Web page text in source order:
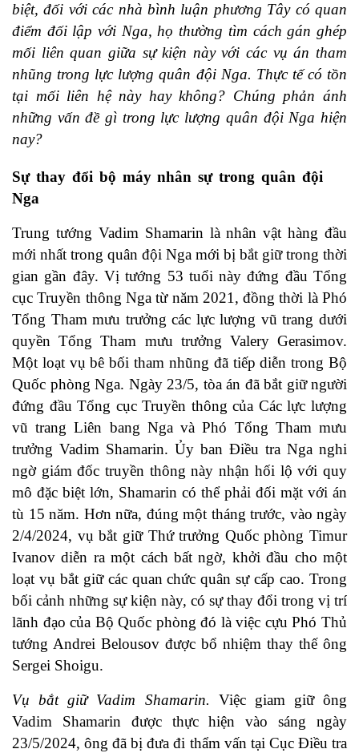
biệt, đối với các nhà bình luận phương Tây có quan
điểm đối lập với Nga, họ thường tìm cách gán ghép
mối liên quan giữa sự kiện này với các vụ án tham
nhũng trong lực lượng quân đội Nga. Thực tế có tồn
tại mối liên hệ này hay không? Chúng phản ánh
những vấn đề gì trong lực lượng quân đội Nga hiện
nay?
Sự thay đổi bộ máy nhân sự trong quân đội
Nga
Trung tướng Vadim Shamarin là nhân vật hàng đầu
mới nhất trong quân đội Nga mới bị bắt giữ trong thời
gian gần đây. Vị tướng 53 tuổi này đứng đầu Tổng
cục Truyền thông Nga từ năm 2021, đồng thời là Phó
Tổng Tham mưu trưởng các lực lượng vũ trang dưới
quyền Tổng Tham mưu trưởng Valery Gerasimov.
Một loạt vụ bê bối tham nhũng đã tiếp diễn trong Bộ
Quốc phòng Nga. Ngày 23/5, tòa án đã bắt giữ người
đứng đầu Tổng cục Truyền thông của Các lực lượng
vũ trang Liên bang Nga và Phó Tổng Tham mưu
trưởng Vadim Shamarin. Ủy ban Điều tra Nga nghi
ngờ giám đốc truyền thông này nhận hối lộ với quy
mô đặc biệt lớn, Shamarin có thể phải đối mặt với án
tù 15 năm. Hơn nữa, đúng một tháng trước, vào ngày
2/4/2024, vụ bắt giữ Thứ trưởng Quốc phòng Timur
Ivanov diễn ra một cách bất ngờ, khởi đầu cho một
loạt vụ bắt giữ các quan chức quân sự cấp cao. Trong
bối cảnh những sự kiện này, có sự thay đổi trong vị trí
lãnh đạo của Bộ Quốc phòng đó là việc cựu Phó Thủ
tướng Andrei Belousov được bổ nhiệm thay thế ông
Sergei Shoigu.
Vụ bắt giữ Vadim Shamarin. Việc giam giữ ông
Vadim Shamarin được thực hiện vào sáng ngày
23/5/2024, ông đã bị đưa đi thẩm vấn tại Cục Điều tra